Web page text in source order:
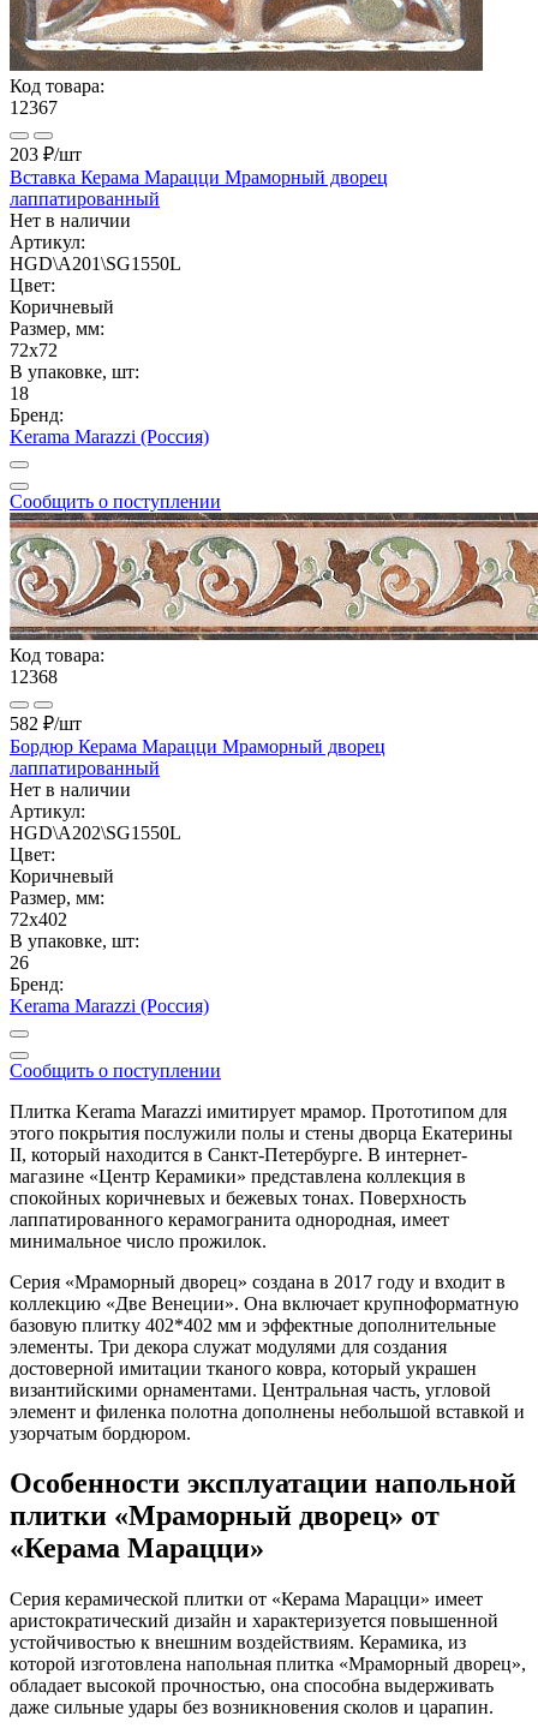
Код товара:
12367
203 ₽/шт
Вставка Керама Марацци Мраморный дворец
лаппатированный
Нет в наличии
Артикул:
HGD\A201\SG1550L
Цвет:
Коричневый
Размер, мм:
72x72
В упаковке, шт:
18
Бренд:
Kerama Marazzi (Россия)
Сообщить о поступлении
Код товара:
12368
582 ₽/шт
Бордюр Керама Марацци Мраморный дворец
лаппатированный
Нет в наличии
Артикул:
HGD\A202\SG1550L
Цвет:
Коричневый
Размер, мм:
72x402
В упаковке, шт:
26
Бренд:
Kerama Marazzi (Россия)
Сообщить о поступлении
Плитка Kerama Marazzi имитирует мрамор. Прототипом для
этого покрытия послужили полы и стены дворца Екатерины
II, который находится в Санкт-Петербурге. В интернет-
магазине «Центр Керамики» представлена коллекция в
спокойных коричневых и бежевых тонах. Поверхность
лаппатированного керамогранита однородная, имеет
минимальное число прожилок.
Серия «Мраморный дворец» создана в 2017 году и входит в
коллекцию «Две Венеции». Она включает крупноформатную
базовую плитку 402*402 мм и эффектные дополнительные
элементы. Три декора служат модулями для создания
достоверной имитации тканого ковра, который украшен
византийскими орнаментами. Центральная часть, угловой
элемент и филенка полотна дополнены небольшой вставкой и
узорчатым бордюром.
Особенности эксплуатации напольной
плитки «Мраморный дворец» от
«Керама Марацци»
Серия керамической плитки от «Керама Марацци» имеет
аристократический дизайн и характеризуется повышенной
устойчивостью к внешним воздействиям. Керамика, из
которой изготовлена напольная плитка «Мраморный дворец»,
обладает высокой прочностью, она способна выдерживать
даже сильные удары без возникновения сколов и царапин.